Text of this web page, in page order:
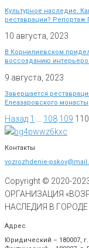
Культурное наследие.
реставрации? Репортаж
10 августа, 2023
В Корнилиевском
воссозданию
9 августа, 2023
Завершается
Елеазаровского
Назад 1 108 109 110
Контакты
vozrozhdenie-
Copyright © 2020-
ОРГАНИЗАЦИЯ
НАСЛЕДИЯ В
Адрес
Юридический – 180007,